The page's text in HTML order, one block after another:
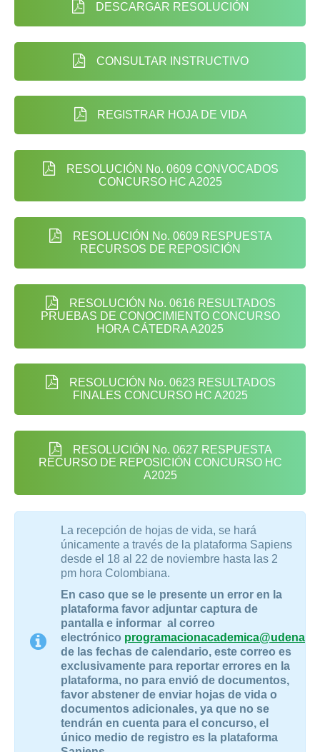
DESCARGAR RESOLUCIÓN
CONSULTAR INSTRUCTIVO
REGISTRAR HOJA DE VIDA
RESOLUCIÓN No. 0609 CONVOCADOS
CONCURSO HC A2025
RESOLUCIÓN No. 0609 RESPUESTA
RECURSOS DE REPOSICIÓN
RESOLUCIÓN No. 0616 RESULTADOS
PRUEBAS DE CONOCIMIENTO CONCURSO
HORA CÁTEDRA A2025
RESOLUCIÓN No. 0623 RESULTADOS
FINALES CONCURSO HC A2025
RESOLUCIÓN No. 0627 RESPUESTA
RECURSO DE REPOSICIÓN CONCURSO HC
A2025
La recepción de hojas de vida, se hará
únicamente a través de la plataforma Sapiens
desde el 18 al 22 de noviembre hasta las 2
pm hora Colombiana.
En caso que se le presente un error en la
plataforma favor adjuntar captura de
pantalla e informar al correo
electrónico
de las fechas de calendario, este correo es
exclusivamente para reportar errores en la
plataforma, no para envió de documentos,
favor abstener de enviar hojas de vida o
documentos adicionales, ya que no se
tendrán en cuenta para el concurso, el
único medio de registro es la plataforma